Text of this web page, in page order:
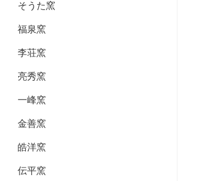
そうた窯
福泉窯
李荘窯
亮秀窯
一峰窯
金善窯
皓洋窯
伝平窯